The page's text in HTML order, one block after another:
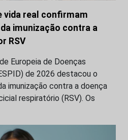
vida real confirmam
imunização contra a
RSV
Europeia de Doenças
de 2026 destacou o
imunização contra a doença
respiratório (RSV). Os